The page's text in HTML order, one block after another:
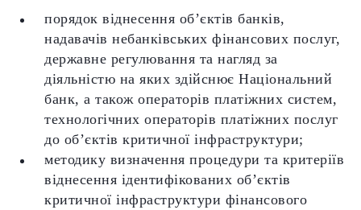
порядок віднесення об’єктів банків,
надавачів небанківських фінансових послуг,
державне регулювання та нагляд за
діяльністю на яких здійснює Національний
банк, а також операторів платіжних систем,
технологічних операторів платіжних послуг
до об’єктів критичної інфраструктури;
методику визначення процедури та критеріїв
віднесення ідентифікованих об’єктів
критичної інфраструктури фінансового